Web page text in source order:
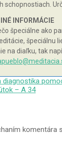
schopnostiach.
INÉ INFORMÁCIE
špeciálne ako
špeciálnu
na diaľku, tak
diagnostika
– A 34
komentára